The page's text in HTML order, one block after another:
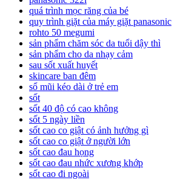
quá trình mọc răng của bé
quy trình giặt của máy giặt panasonic
rohto 50 megumi
sản phẩm chăm sóc da tuổi dậy thì
sản phẩm cho da nhạy cảm
sau sốt xuất huyết
skincare ban đêm
sổ mũi kéo dài ở trẻ em
sốt
sốt 40 độ có cao không
sốt 5 ngày liền
sốt cao co giật có ảnh hưởng gì
sốt cao co giật ở người lớn
sốt cao đau họng
sốt cao đau nhức xương khớp
sốt cao đi ngoài